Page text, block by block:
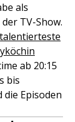
als
TV-Show.
ab 20:15
bis
Episoden